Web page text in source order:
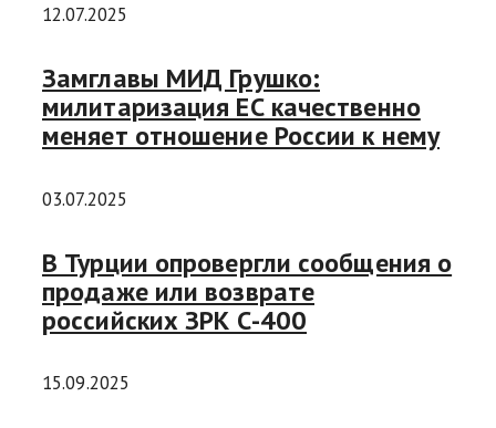
12.07.2025
Замглавы МИД Грушко:
милитаризация ЕС качественно
меняет отношение России к нему
03.07.2025
В Турции опровергли сообщения о
продаже или возврате
российских ЗРК С-400
15.09.2025